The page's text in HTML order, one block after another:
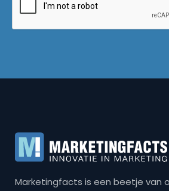
Marketingfacts is een beetje van